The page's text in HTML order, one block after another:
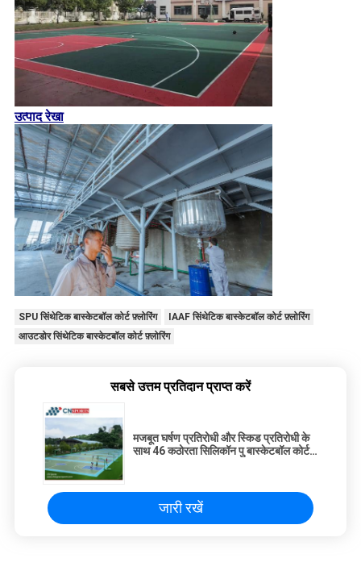
उत्पाद रेखा
SPU सिंथेटिक बास्केटबॉल कोर्ट फ़्लोरिंग
IAAF सिंथेटिक बास्केटबॉल कोर्ट फ़्लोरिंग
आउटडोर सिंथेटिक बास्केटबॉल कोर्ट फ़्लोरिंग
सबसे उत्तम प्रतिदान प्राप्त करें
मजबूत घर्षण प्रतिरोधी और स्किड प्रतिरोधी के
साथ 46 कठोरता सिलिकॉन पु बास्केटबॉल कोर्ट
जारी रखें